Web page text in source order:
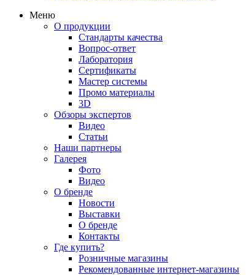
Меню
О продукции
Стандарты качества
Вопрос-ответ
Лаборатория
Сертификаты
Мастер системы
Промо материалы
3D
Обзоры экспертов
Видео
Статьи
Наши партнеры
Галерея
Фото
Видео
О бренде
Новости
Выставки
О бренде
Контакты
Где купить?
Розничные магазины
Рекомендованные интернет-магазины